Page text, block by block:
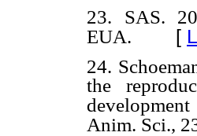
23. SAS.
EUA. [
24.
the
Anim. Sci.,